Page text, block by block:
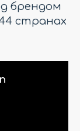
брендом
странах